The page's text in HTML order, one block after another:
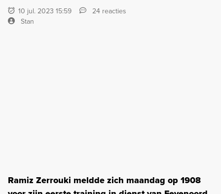
10 jul. 2023 15:59
24 reacties
Stan
Ramiz Zerrouki meldde zich maandag op 1908